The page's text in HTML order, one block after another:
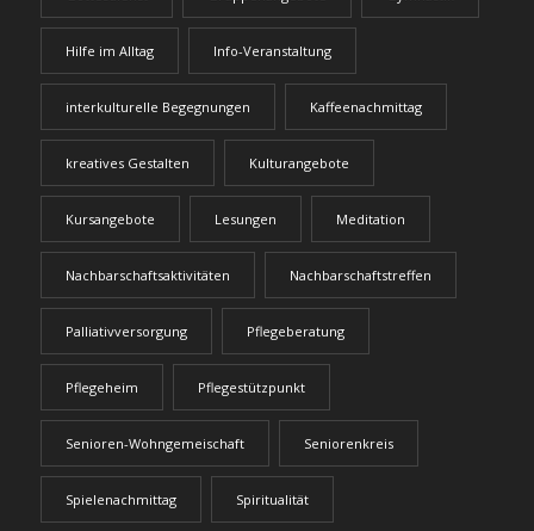
Hilfe im Alltag Info-Veranstaltung
interkulturelle Begegnungen Kaffeenachmittag
kreatives Gestalten Kulturangebote
Kursangebote Lesungen Meditation
Nachbarschaftsaktivitäten Nachbarschaftstreffen
Palliativversorgung Pflegeberatung
Pflegeheim Pflegestützpunkt
Senioren-Wohngemeischaft Seniorenkreis
Spielenachmittag Spiritualität